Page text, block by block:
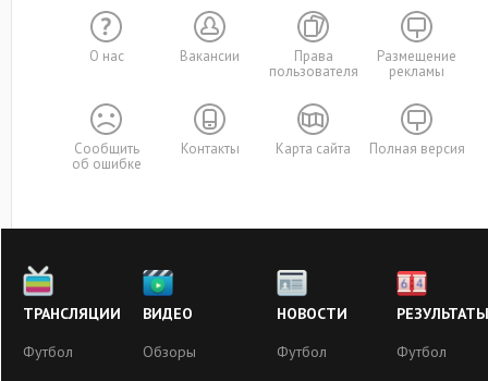
О нас Вакансии
Права
пользователя
Размещение
рекламы
Сообщить
об ошибке
Контакты Карта сайта Полная версия
ТРАНСЛЯЦИИ
Футбол
ВИДЕО
Обзоры
НОВОСТИ
Футбол
РЕЗУЛЬТАТЫ
Футбол